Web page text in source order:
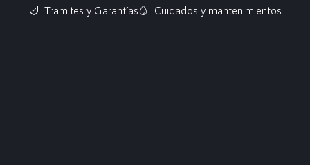
Tramites y Garantías
Cuidados y mantenimientos